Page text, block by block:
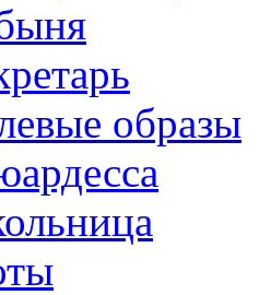
образы